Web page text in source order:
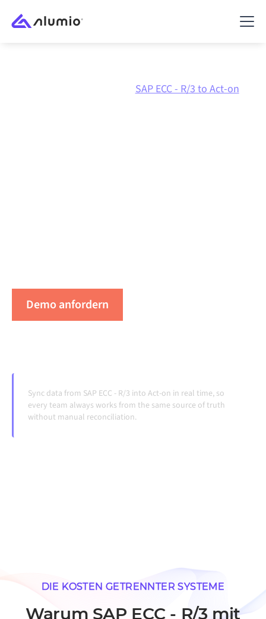
SAP ECC - R/3 to Act-on
Demo anfordern
Sync data from SAP ECC - R/3 into Act-on in real time, so
every team always works from the same source of truth
without manual reconciliation.
DIE KOSTEN GETRENNTER SYSTEME
Warum SAP ECC - R/3 mit